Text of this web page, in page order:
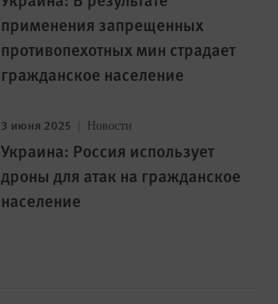
применения запрещенных
противопехотных мин страдает
гражданское население
3 июня 2025 Новости
Украина: Россия использует
дроны для атак на гражданское
население